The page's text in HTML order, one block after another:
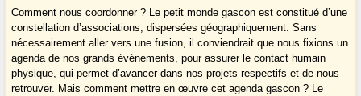
Comment nous coordonner ? Le petit monde gascon est constitué d’une
constellation d’associations, dispersées géographiquement. Sans
nécessairement aller vers une fusion, il conviendrait que nous fixions un
agenda de nos grands événements, pour assurer le contact humain
physique, qui permet d’avancer dans nos projets respectifs et de nous
retrouver. Mais comment mettre en œuvre cet agenda gascon ? Le